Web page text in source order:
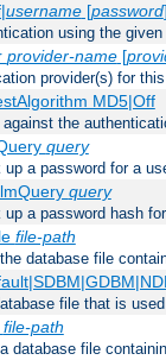
username[password]
using the
provider-name[
provider(s) for
MD5|Off
the
query
a password for a
query
a password hash
file-path
database file
file that is
file-path
database file